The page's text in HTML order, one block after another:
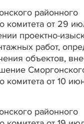
районного
комитета от 29
проектно-
работ,
объектов,
комитета от 10
районного